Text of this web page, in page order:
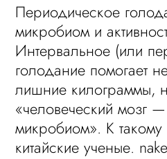
Периодическое
микробиом и
Интервальное (или
голодание помогает
лишние килограммы,
«человеческий мозг
микробиом». К
китайские ученые.